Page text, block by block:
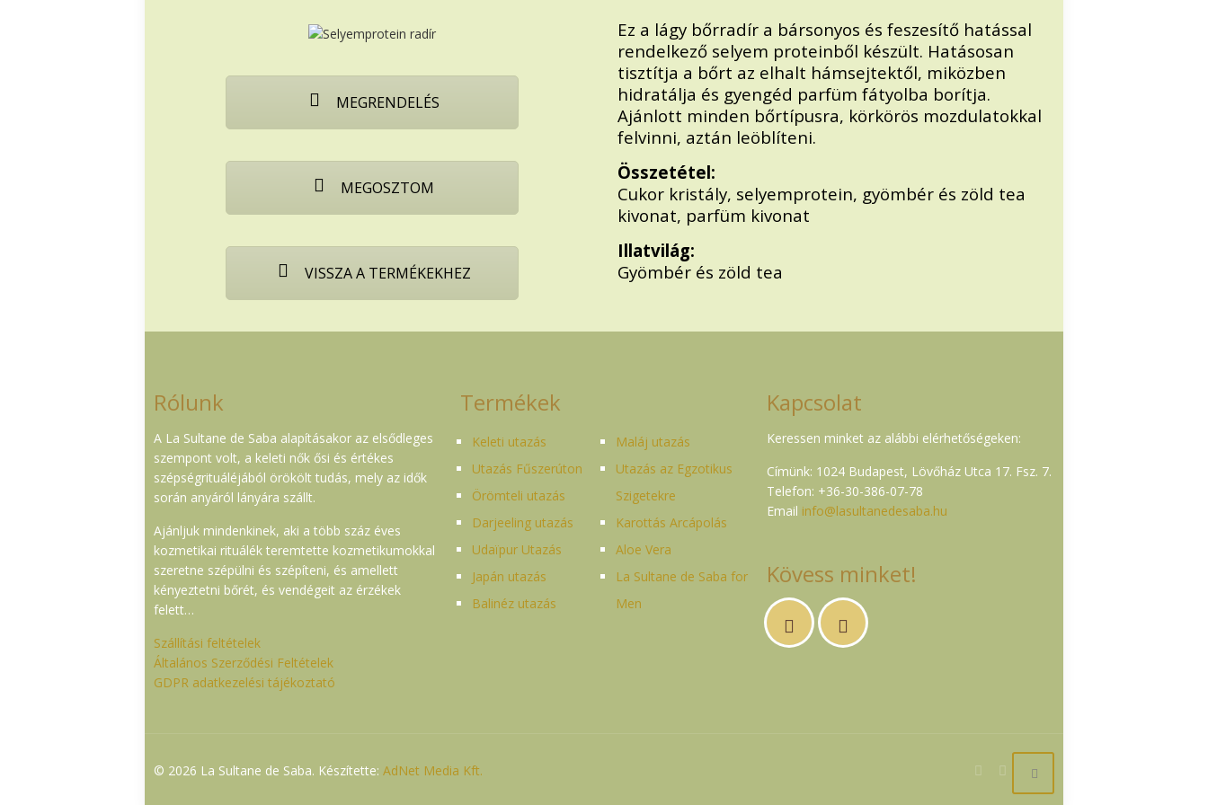
MEGRENDELÉS
MEGOSZTOM
VISSZA A TERMÉKEKHEZ
Ez a lágy bőrradír a bársonyos és feszesítő hatással
rendelkező selyem proteinből készült. Hatásosan
tisztítja a bőrt az elhalt hámsejtektől, miközben
hidratálja és gyengéd parfüm fátyolba borítja.
Ajánlott minden bőrtípusra, körkörös mozdulatokkal
felvinni, aztán leöblíteni.
Összetétel:
Cukor kristály, selyemprotein, gyömbér és zöld tea
kivonat, parfüm kivonat
Illatvilág:
Gyömbér és zöld tea
Rólunk
A La Sultane de Saba alapításakor az elsődleges
szempont volt, a keleti nők ősi és értékes
szépségrituáléjából örökölt tudás, mely az idők
során anyáról lányára szállt.
Ajánljuk mindenkinek, aki a több száz éves
kozmetikai rituálék teremtette kozmetikumokkal
szeretne szépülni és szépíteni, és amellett
kényeztetni bőrét, és vendégeit az érzékek
felett…
Szállítási feltételek
Általános Szerződési Feltételek
GDPR adatkezelési tájékoztató
Termékek
Keleti utazás
Utazás Fűszerúton
Örömteli utazás
Darjeeling utazás
Udaïpur Utazás
Japán utazás
Balinéz utazás
Maláj utazás
Utazás az Egzotikus
Szigetekre
Karottás Arcápolás
Aloe Vera
La Sultane de Saba for
Men
Kapcsolat
Keressen minket az alábbi elérhetőségeken:
Címünk: 1024 Budapest, Lövőház Utca 17. Fsz. 7.
Telefon: +36-30-386-07-78
Email info@lasultanedesaba.hu
Kövess minket!
© 2026 La Sultane de Saba. Készítette:AdNet Media Kft.